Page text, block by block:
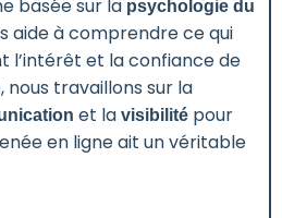
basée sur la psychologie du
aide à comprendre ce qui
l’intérêt et la confiance de
nous travaillons sur la
et la visibilité pour
en ligne ait un véritable